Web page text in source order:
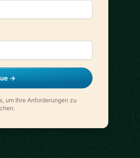
→
um Ihre Anforderungen zu